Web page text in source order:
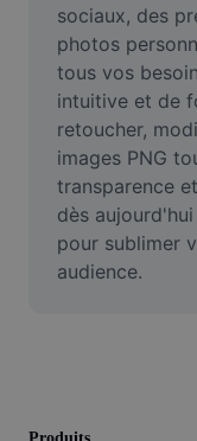
Amélioration de
Éditeur de vidéos
Couper une
Ajouter des
Convertisseur
sociaux, des
photos
tous vos
intuitive et de
retoucher,
images PNG
transparence
dès
pour sublimer
audience.